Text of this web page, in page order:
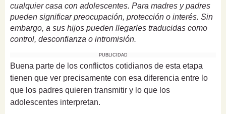
cualquier casa con adolescentes. Para madres y padres
pueden significar preocupación, protección o interés. Sin
embargo, a sus hijos pueden llegarles traducidas como
control, desconfianza o intromisión.
PUBLICIDAD
Buena parte de los conflictos cotidianos de esta etapa
tienen que ver precisamente con esa diferencia entre lo
que los padres quieren transmitir y lo que los
adolescentes interpretan.